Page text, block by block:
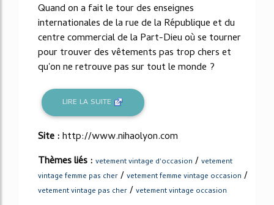
Quand on a fait le tour des enseignes
internationales de la rue de la République et du
centre commercial de la Part-Dieu où se tourner
pour trouver des vêtements pas trop chers et
qu'on ne retrouve pas sur tout le monde ?
LIRE LA SUITE
Site :http://www.nihaolyon.com
Thèmes liés : vetement vintage d'occasion / vetement
vintage femme pas cher / vetement femme vintage occasion /
vetement vintage pas cher / vetement vintage occasion